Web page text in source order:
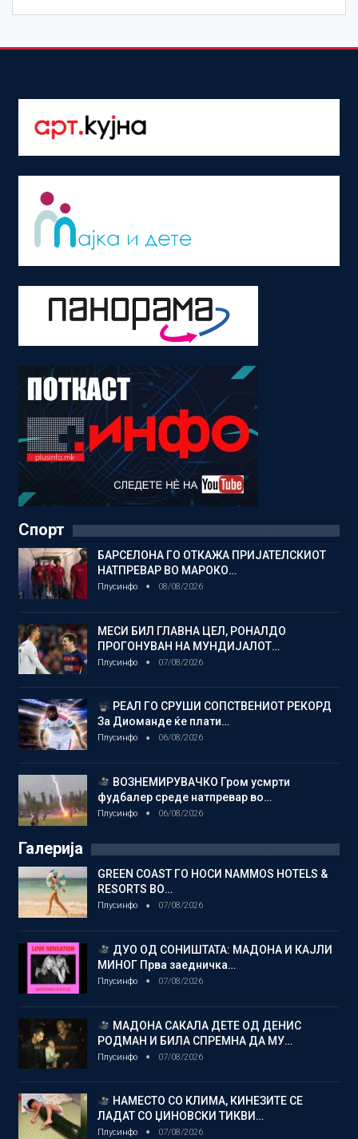
Спорт
БАРСЕЛОНА ГО ОТКАЖА ПРИЈАТЕЛСКИОТ
НАТПРЕВАР ВО МАРОКО…
Плусинфо 08/08/2026
МЕСИ БИЛ ГЛАВНА ЦЕЛ, РОНАЛДО
ПРОГОНУВАН НА МУНДИЈАЛОТ…
Плусинфо 07/08/2026
РЕАЛ ГО СРУШИ СОПСТВЕНИОТ РЕКОРД
За Диоманде ќе плати…
Плусинфо 06/08/2026
ВОЗНЕМИРУВАЧКО Гром усмрти
фудбалер среде натпревар во…
Плусинфо 06/08/2026
Галерија
GREEN COAST ГО НОСИ NAMMOS HOTELS &
RESORTS ВО…
Плусинфо 07/08/2026
ДУО ОД СОНИШТАТА: МАДОНА И КАЈЛИ
МИНОГ Прва заедничка…
Плусинфо 07/08/2026
МАДОНА САКАЛА ДЕТЕ ОД ДЕНИС
РОДМАН И БИЛА СПРЕМНА ДА МУ…
Плусинфо 07/08/2026
НАМЕСТО СО КЛИМА, КИНЕЗИТЕ СЕ
ЛАДАТ СО ЏИНОВСКИ ТИКВИ…
Плусинфо 07/08/2026